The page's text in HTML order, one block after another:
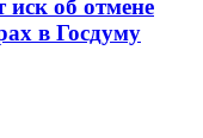
иск об отмене
в Госдуму